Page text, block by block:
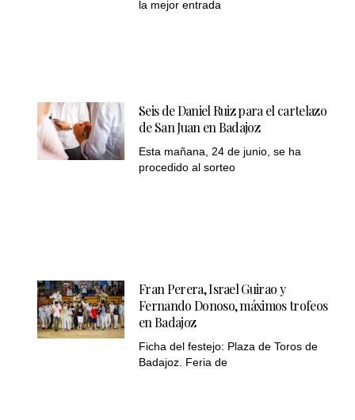
la mejor entrada
Seis de Daniel Ruiz para el cartelazo
de San Juan en Badajoz
Esta mañana, 24 de junio, se ha
procedido al sorteo
Fran Perera, Israel Guirao y
Fernando Donoso, máximos trofeos
en Badajoz
Ficha del festejo: Plaza de Toros de
Badajoz. Feria de